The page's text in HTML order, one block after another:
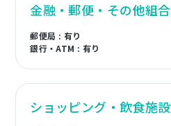
金融・郵便・その他組合
郵便局 : 有り
銀行・ATM : 有り
ショッピング・飲食施設